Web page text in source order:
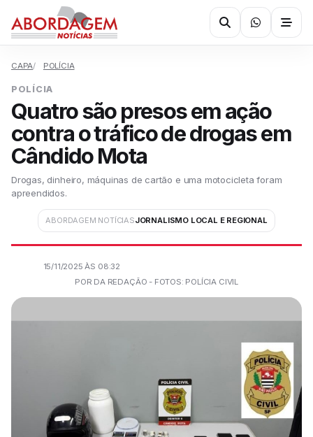
CAPA POLÍCIA
POLÍCIA
Quatro são presos em ação
contra o tráfico de drogas em
Cândido Mota
Drogas, dinheiro, máquinas de cartão e uma motocicleta foram
apreendidos.
ABORDAGEM NOTÍCIASJORNALISMO LOCAL E REGIONAL
15/11/2025 ÀS 08:32
POR DA REDAÇÃO - FOTOS: POLÍCIA CIVIL